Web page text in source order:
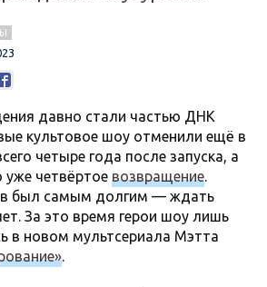
давно стали частью ДНК
культовое шоу отменили ещё в
четыре года после запуска, а
четвёртое возвращение.
был самым долгим — ждать
За это время герои шоу лишь
в новом мультсериала Мэтта
.